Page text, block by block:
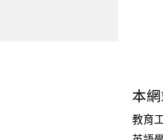
本
教育